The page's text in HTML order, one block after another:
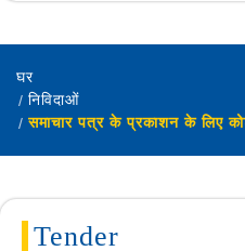
घर
निविदाओं
Tender